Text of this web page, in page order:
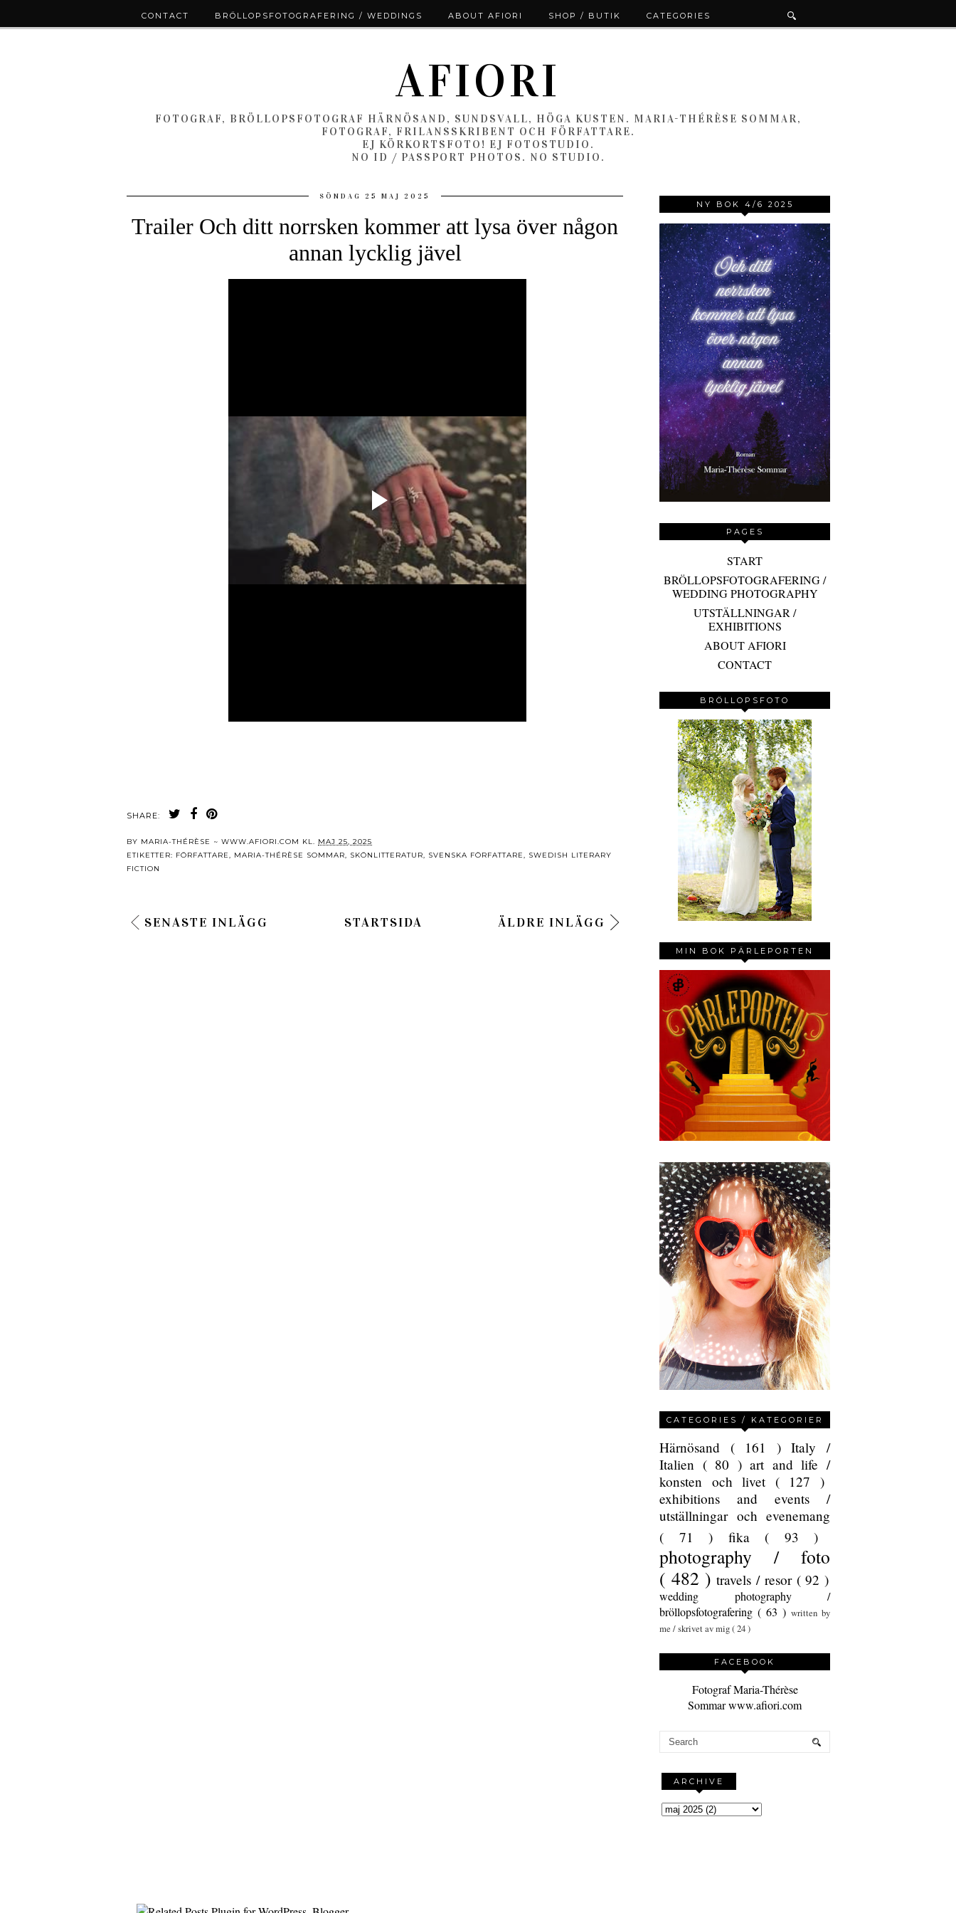
AFIORI
FOTOGRAF, BRÖLLOPSFOTOGRAF HÄRNÖSAND, SUNDSVALL, HÖGA KUSTEN. MARIA-THÉRÈSE SOMMAR,
FOTOGRAF, FRILANSSKRIBENT OCH FÖRFATTARE.
EJ KÖRKORTSFOTO! EJ FOTOSTUDIO.
NO ID / PASSPORT PHOTOS. NO STUDIO.
SÖNDAG 25 MAJ 2025
Trailer Och ditt norrsken kommer att lysa över någon
annan lycklig jävel
SHARE:
BY MARIA-THÉRÈSE ~ WWW.AFIORI.COM KL. MAJ 25, 2025
ETIKETTER: FÖRFATTARE, MARIA-THÉRÈSE SOMMAR, SKÖNLITTERATUR, SVENSKA FÖRFATTARE, SWEDISH LITERARY
FICTION
SENASTE INLÄGG ÄLDRE INLÄGG
STARTSIDA
NY BOK 4/6 2025
PAGES
START
BRÖLLOPSFOTOGRAFERING /
WEDDING PHOTOGRAPHY
UTSTÄLLNINGAR /
EXHIBITIONS
ABOUT AFIORI
CONTACT
BRÖLLOPSFOTO
CONTACT BRÖLLOPSFOTOGRAFERING / WEDDINGS ABOUT AFIORI SHOP / BUTIK CATEGORIES
MIN BOK PÄRLEPORTEN
CATEGORIES / KATEGORIER
Härnösand ( 161 )Italy /
Italien ( 80 )art and life /
konsten och livet ( 127 )
exhibitions and events /
utställningar och evenemang
( 71 ) fika ( 93 )
photography / foto
( 482 )travels / resor ( 92 )
wedding photography /
bröllopsfotografering ( 63 ) written by
me / skrivet av mig( 24 )
FACEBOOK
Fotograf Maria-Thérèse
Sommar www.afiori.com
ARCHIVE